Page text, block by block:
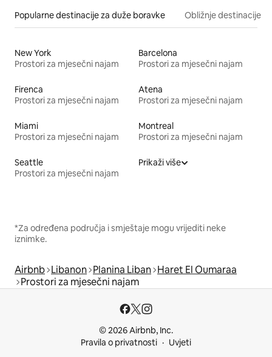
Popularne destinacije za duže boravke Obližnje destinacije
New York
Prostori za mjesečni najam
Barcelona
Prostori za mjesečni najam
Firenca
Prostori za mjesečni najam
Atena
Prostori za mjesečni najam
Miami
Prostori za mjesečni najam
Montreal
Prostori za mjesečni najam
Seattle
Prostori za mjesečni najam
Prikaži više
*Za određena područja i smještaje mogu vrijediti neke
iznimke.
Airbnb Libanon Planina Liban Haret El Oumaraa
Prostori za mjesečni najam
© 2026 Airbnb, Inc.
Pravila o privatnosti
Uvjeti